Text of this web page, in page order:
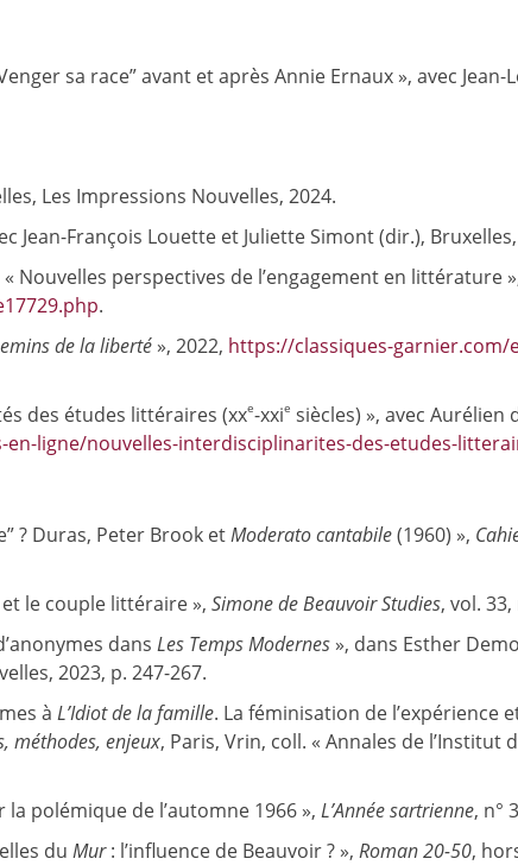
sa race” avant et après Annie Ernaux », avec
Les Impressions Nouvelles, 2024.
Jean-François Louette et Juliette Simont (dir.),
« Nouvelles perspectives de l’engagement en littérature
.
de la liberté », 2022, https://classiques-garnier.com/
des études littéraires (xxe-xxie siècles) », avec Aurélien
ligne/nouvelles-interdisciplinarites-des-etudes-
? Duras, Peter Brook etModerato cantabile(1960) »,
le couple littéraire », Simone de Beauvoir Studies, vol. 33,
dans Les Temps Modernes », dans Esther
2023, p. 247-267.
à L’Idiot de la famille. La féminisation de l’expérience
méthodes, enjeux, Paris, Vrin, coll. « Annales de l’Institut
polémique de l’automne 1966 », L’Année sartrienne, n°
du Mur: l’influence de Beauvoir ? », Roman 20-50,